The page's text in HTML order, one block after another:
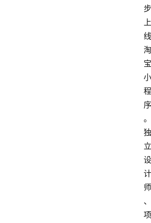
步
上
线
淘
宝
小
程
序
。
独
立
设
计
师
、
项